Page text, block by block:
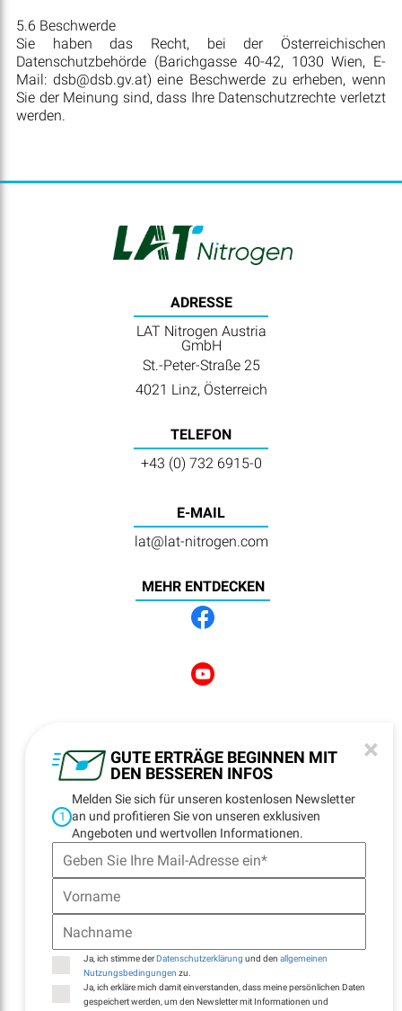
GUTE ERTRÄGE BEGINNEN MIT
DEN BESSEREN INFOS
×
1
Melden Sie sich für unseren kostenlosen Newsletter
an und profitieren Sie von unseren exklusiven
Angeboten und wertvollen Informationen.
Ja, ich stimme derDatenschutzerklärung und den allgemeinen
Nutzungsbedingungen zu.
Ja, ich erkläre mich damit einverstanden, dass meine persönlichen Daten
gespeichert werden, um den Newsletter mit Informationen und
5.6 Beschwerde
Sie haben das Recht, bei der Österreichischen
Datenschutzbehörde (Barichgasse 40-42, 1030 Wien, E-
Mail: dsb@dsb.gv.at) eine Beschwerde zu erheben, wenn
Sie der Meinung sind, dass Ihre Datenschutzrechte verletzt
werden.
ADRESSE
LAT Nitrogen Austria
GmbH
St.-Peter-Straße 25
4021 Linz, Österreich
TELEFON
+43 (0) 732 6915-0
E-MAIL
lat@lat-nitrogen.com
MEHR ENTDECKEN
REGISTRATION
NAVIGATION
Startseite
Standorte
E-Billing